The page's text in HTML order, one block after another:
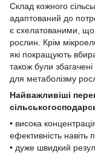
Склад кожного
адаптований до
є схелатованими, що
рослин. Крім
які покращують
також були
для метаболізму
Найважливіші
• висока
ефективність навіть
• дуже швидкий